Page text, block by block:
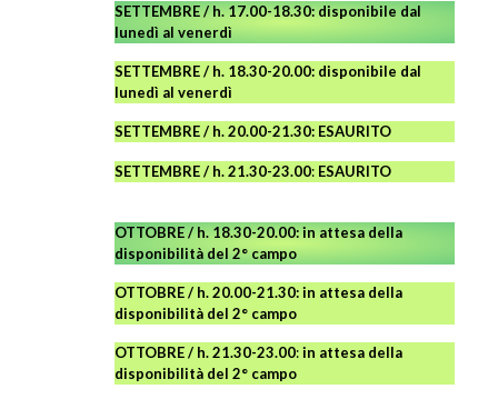
SETTEMBRE / h. 17.00-18.30: disponibile dal
lunedì al venerdì
SETTEMBRE / h. 18.30-20.00: disponibile dal
lunedì al venerdì
SETTEMBRE / h. 20.00-21.30: ESAURITO
SETTEMBRE / h. 21.30-23.00: ESAURITO
OTTOBRE / h. 18.30-20.00:in attesa della
disponibilità del 2° campo
OTTOBRE / h. 20.00-21.30:in attesa della
disponibilità del 2° campo
OTTOBRE / h. 21.30-23.00:in attesa della
disponibilità del 2° campo